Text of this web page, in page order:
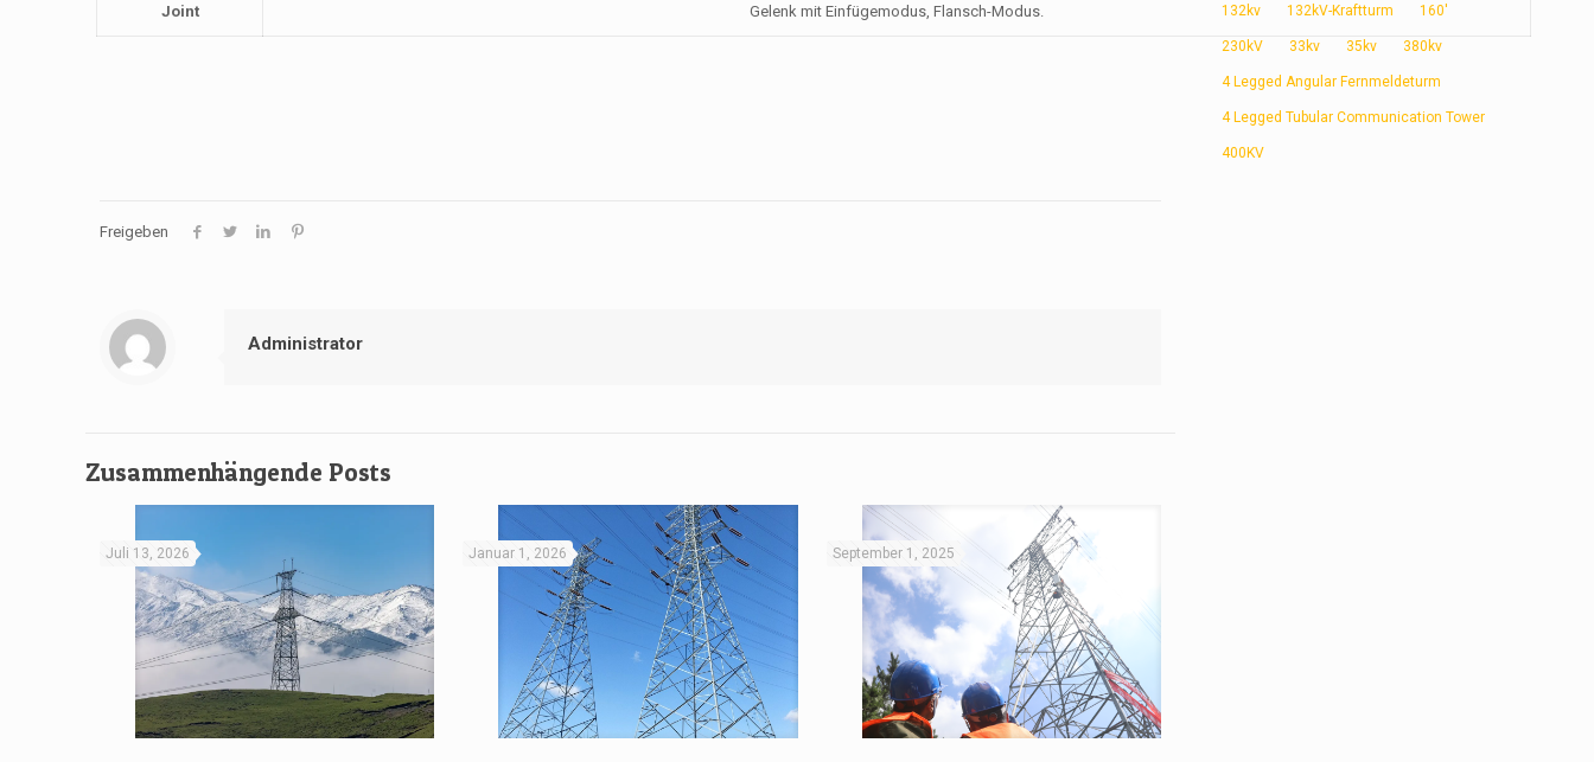
Joint Gelenk mit Einfügemodus, Flansch-Modus.
Freigeben
Administrator
Zusammenhängende Posts
Juli 13, 2026 Januar 1, 2026 September 1, 2025
132kv 132kV-Kraftturm 160'
230kV 33kv 35kv 380kv
4 Legged Angular Fernmeldeturm
4 Legged Tubular Communication Tower
400KV